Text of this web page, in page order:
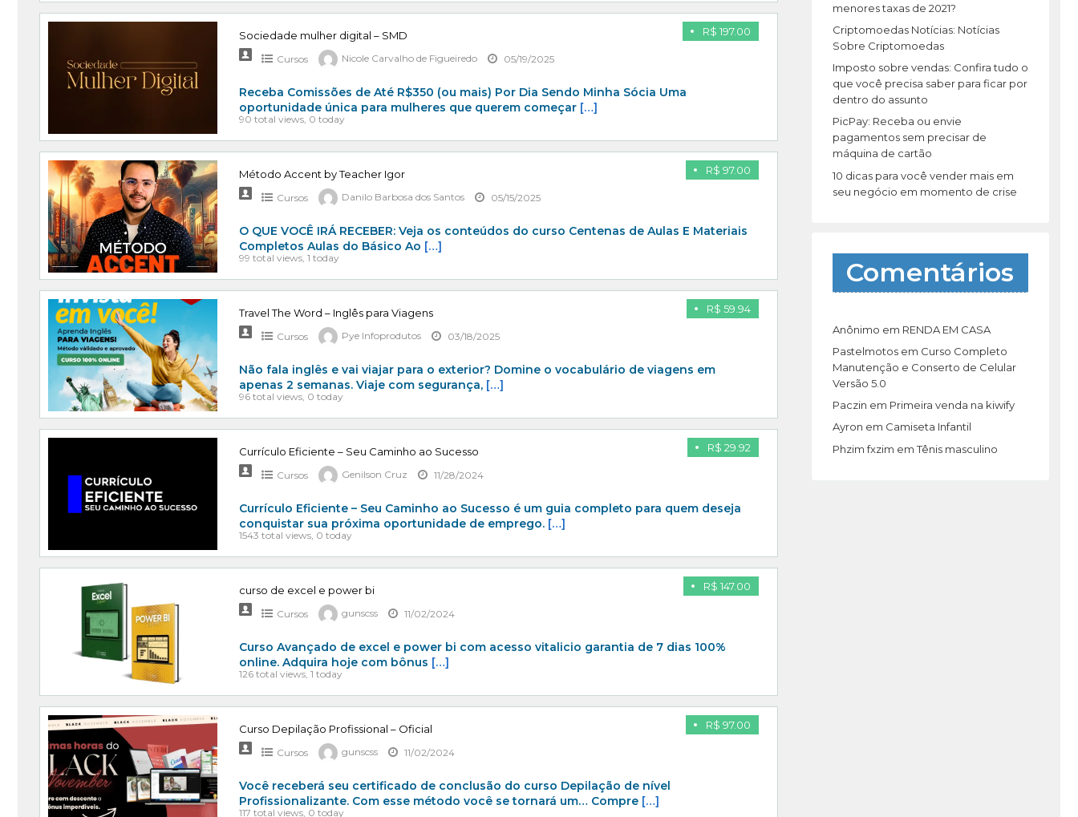
R$ 197.00
Sociedade mulher digital – SMD
Cursos Nicole Carvalho de Figueiredo 05/19/2025
Receba Comissões de Até R$350 (ou mais) Por Dia Sendo Minha Sócia Uma
oportunidade única para mulheres que querem começar […]
90 total views, 0 today
R$ 97.00
Método Accent by Teacher Igor
Cursos Danilo Barbosa dos Santos 05/15/2025
O QUE VOCÊ IRÁ RECEBER: Veja os conteúdos do curso Centenas de Aulas E Materiais
Completos Aulas do Básico Ao […]
99 total views, 1 today
R$ 59.94
Travel The Word – Inglês para Viagens
Cursos Pye Infoprodutos 03/18/2025
Não fala inglês e vai viajar para o exterior? Domine o vocabulário de viagens em
apenas 2 semanas. Viaje com segurança, […]
96 total views, 0 today
R$ 29.92
Currículo Eficiente – Seu Caminho ao Sucesso
Cursos Genilson Cruz 11/28/2024
Currículo Eficiente – Seu Caminho ao Sucesso é um guia completo para quem deseja
conquistar sua próxima oportunidade de emprego. […]
1543 total views, 0 today
R$ 147.00
curso de excel e power bi
Cursos gunscss 11/02/2024
Curso Avançado de excel e power bi com acesso vitalicio garantia de 7 dias 100%
online. Adquira hoje com bônus […]
126 total views, 1 today
R$ 97.00
Curso Depilação Profissional – Oficial
Cursos gunscss 11/02/2024
Você receberá seu certificado de conclusão do curso Depilação de nível
Profissionalizante. Com esse método você se tornará um… Compre […]
117 total views, 0 today
r
:
menores taxas de 2021?
Criptomoedas Notícias: Notícias
Sobre Criptomoedas
Imposto sobre vendas: Confira tudo o
que você precisa saber para ficar por
dentro do assunto
PicPay: Receba ou envie
pagamentos sem precisar de
máquina de cartão
10 dicas para você vender mais em
seu negócio em momento de crise
Comentários
Anônimo em RENDA EM CASA
Pastelmotosem Curso Completo
Manutenção e Conserto de Celular
Versão 5.0
Paczin em Primeira venda na kiwify
Ayron em Camiseta Infantil
Phzim fxzim emTênis masculino